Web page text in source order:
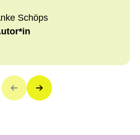
Schöps